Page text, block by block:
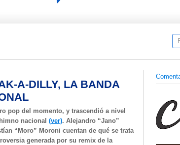
A-DILLY, LA BANDA
pop del momento, y trascendió a nivel
nacional (ver). Alejandro “Jano”
“Moro” Moroni cuentan de qué se trata
generada por su remix de la